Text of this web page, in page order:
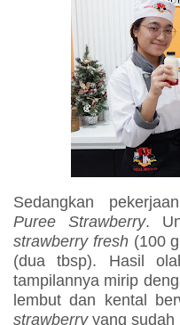
Sedangkan
Puree
Strawberry.
strawberry fresh (100
(dua tbsp). Hasil
tampilannya mirip
lembut dan kental
strawberryyang sudah